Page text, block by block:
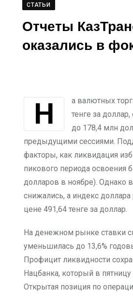
СТАТЬИ
Отчеты
оказались в
На валютных торгах в пятницу курс USD/KZT на KASE составил 491,74
тенге за
до 178,4 млн
предыдущими сессиями.
факторы, как ликвидация
пикового периода
долларов в ноябре). Однако
снижались, а индекс доллара
цене 491,64 тенге за доллар.
На денежном рынке ставки
уменьшилась до 13,6%
Профицит ликвидности
Нацбанка, который в пятницу
Открытая позиция по